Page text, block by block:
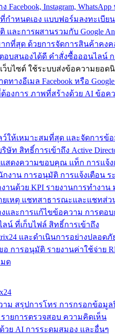
Instagram, WhatsApp
ำหนดเอง แบบฟอร์มลงทะเบี
ละการผสานรวมกับ Google
ที่สุด ด้วยการจัดการสินค้าคง
อบสนองได้ดี คำสั่งซื้อออนไลน์
ว็บไซต์ ใช้ระบบส่งข้อความยอ
ทางอีเมล Facebook หรือ
องการ ภาพที่สร้างด้วย AI ข้อค
ว์ให้เหมาะสมที่สุด และจัดการข้
ท สิทธิ์การเข้าถึง Active
สดงความขอบคุณ แท็ก การแจ้
งาน การอนุมัติ การแจ้งเตือน ร
านด้วย KPI รายงานการทำงา
ยเหตุ แชทสาธารณะและแชทส่ว
งและการแก้ไขข้อความ การต
น์ ที่เก็บไฟล์ สิทธิ์การเข้าถึง
และดำเนินการอย่างปลอ
การอนุมัติ รายงานค่าใช้จ่าย
ด
าม สรุปการโทร การกรอกข้อมู
ายการตรวจสอบ ความคิดเห็น
วย AI การระดมสมอง และอื่นๆ